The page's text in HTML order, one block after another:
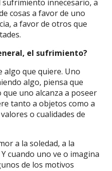
innecesario, a
cosas a favor de uno
a favor de otros que
el sufrimiento?
que quiere. Uno
algo, piensa que
que uno alcanza a poseer
tanto a objetos como a
o cualidades de
a la soledad, a la
cuando uno ve o imagina
de los motivos